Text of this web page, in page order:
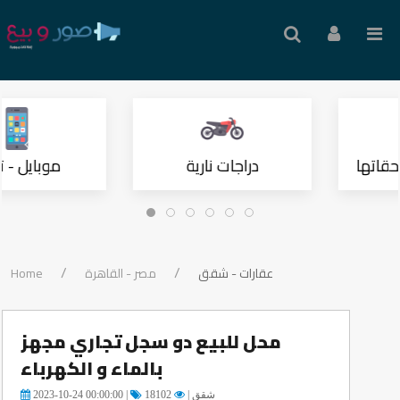
دراجات نارية موبايل -
Home مصر - القاهرة عقارات - شقق
محل للبيع دو سجل تجاري مجهز
بالماء و الكهرباء
2023-10-24 00:00:00 | شقق | 18102